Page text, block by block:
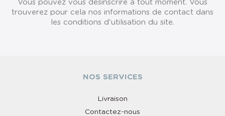
Vous pouvez vous désinscrire à tout moment. Vous
trouverez pour cela nos informations de contact dans
les conditions d'utilisation du site.
NOS SERVICES
Livraison
Contactez-nous